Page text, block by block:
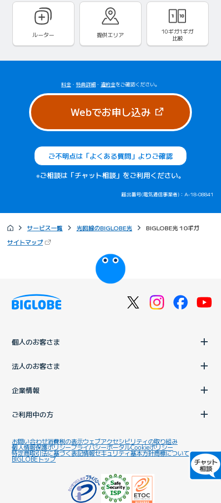
ルーター 提供エリア
10ギガ1ギガ
比較
料金 ・ 特典詳細 ・ 違約金をご確認ください。
Webでお申し込み（新しいタブ
ご不明点は「よくある質問」よりご確認
※ご相談は「チャット相談」をご利用ください。
届出番号(電気通信事業者)：A-18-08841
サービス一覧 光回線のBIGLOBE光
BIGLOBE光 10ギガ
サイトマップ（新しいタブで開きます）
個人のお客さま
法人のお客さま
企業情報
ご利用中の方
お問い合わせ消費税の表示ウェブアクセシビリティの取り組み
個人情報保護ポリシープライバシーポータルCookieポリシー
特定商取引法に基づく表記情報セキュリティ基本方針商標について
BIGLOBEトップ